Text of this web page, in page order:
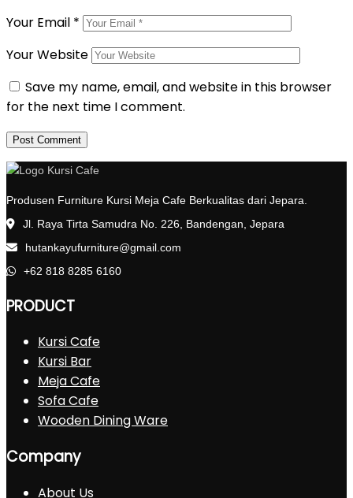
Your Email *
Your Website
Save my name, email, and website in this browser
for the next time I comment.
Produsen Furniture Kursi Meja Cafe Berkualitas dari Jepara.
Jl. Raya Tirta Samudra No. 226, Bandengan, Jepara
hutankayufurniture@gmail.com
+62 818 8285 6160
PRODUCT
Kursi Cafe
Kursi Bar
Meja Cafe
Sofa Cafe
Wooden Dining Ware
Company
About Us